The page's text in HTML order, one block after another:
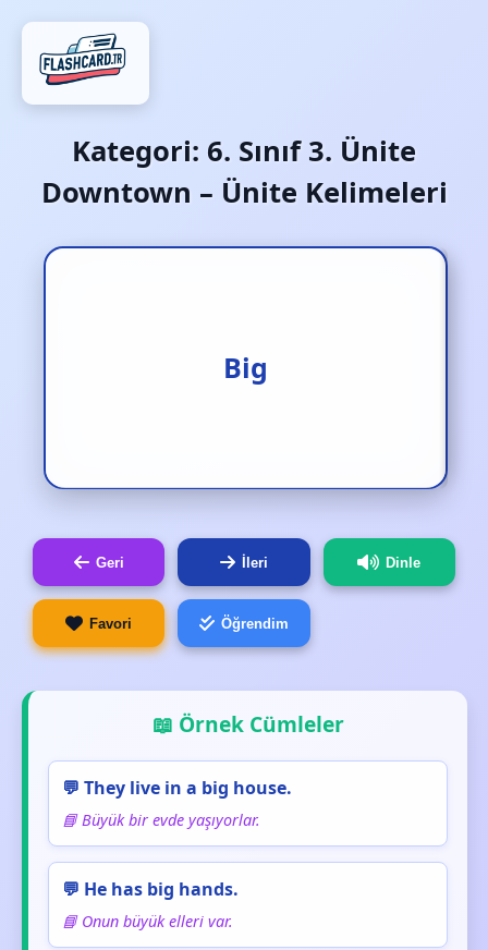
Kategori: 6. Sınıf 3. Ünite
Downtown – Ünite Kelimeleri
Big
Büyük
Geri İleri Dinle
Favori Öğrendim
📖 Örnek Cümleler
💬 They live in a big house.
📘 Büyük bir evde yaşıyorlar.
💬 He has big hands.
📘 Onun büyük elleri var.